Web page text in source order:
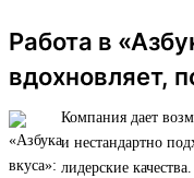
Работа в
вдохновляет,
Компания дает
и нестандартно
лидерские